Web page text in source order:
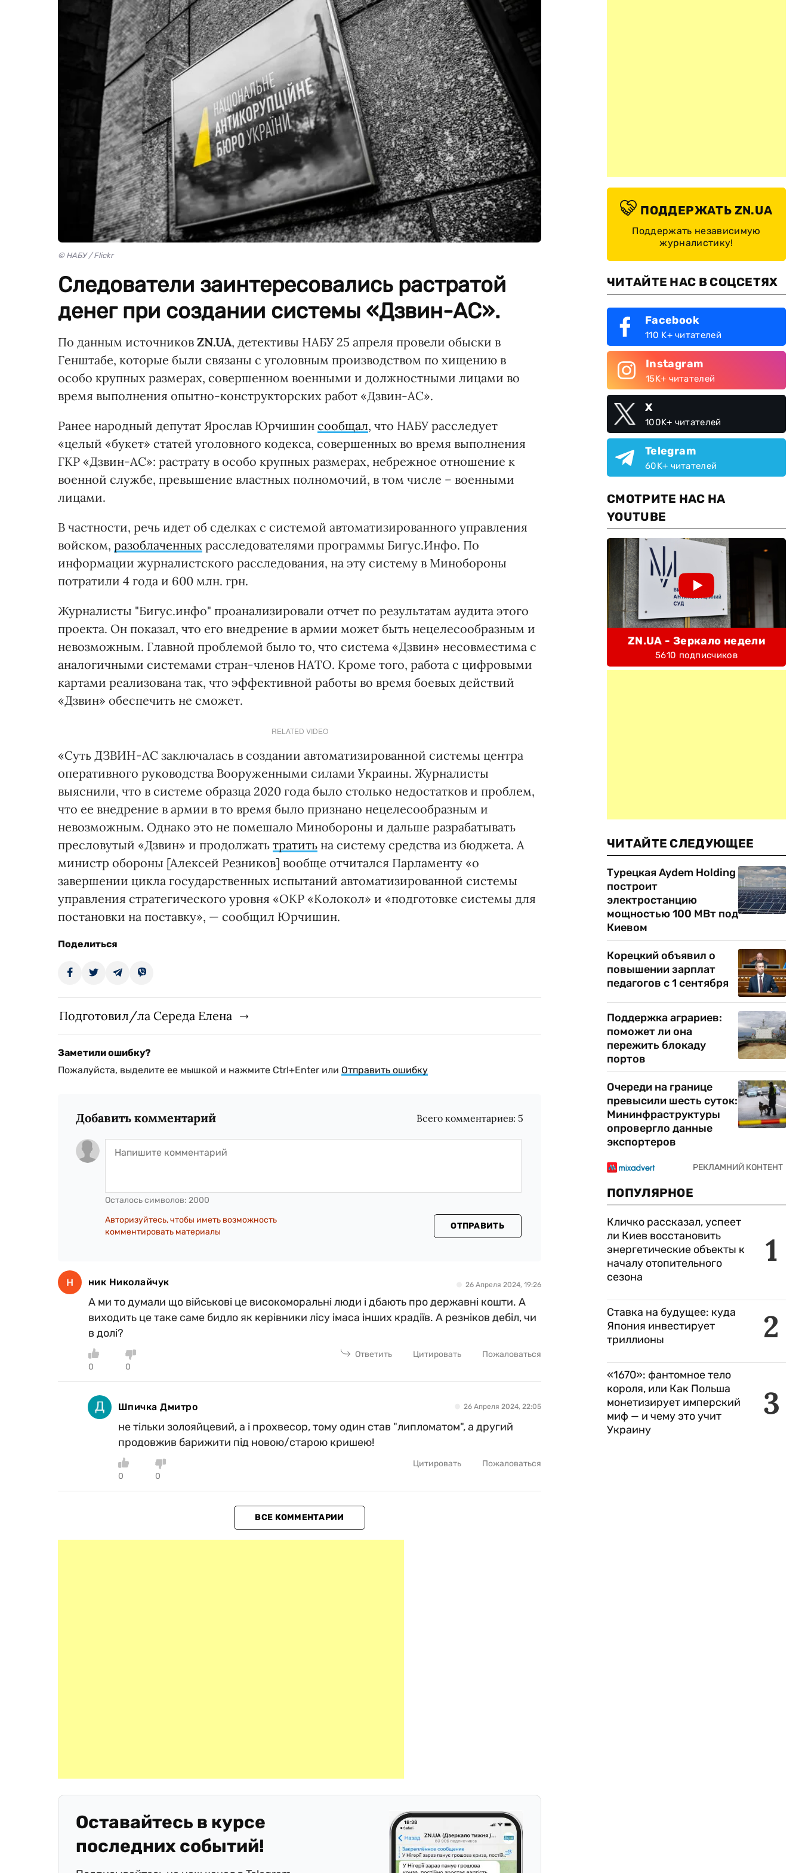
© НАБУ / Flickr
Следователи заинтересовались растратой
денег при создании системы «Дзвин-АС».
По данным источников ZN.UA, детективы НАБУ 25 апреля провели обыски в
Генштабе, которые были связаны с уголовным производством по хищению в
особо крупных размерах, совершенном военными и должностными лицами во
время выполнения опытно-конструкторских работ «Дзвин-АС».
Ранее народный депутат Ярослав Юрчишин сообщал, что НАБУ расследует
«целый «букет» статей уголовного кодекса, совершенных во время выполнения
ГКР «Дзвин-АС»: растрату в особо крупных размерах, небрежное отношение к
военной службе, превышение властных полномочий, в том числе – военными
лицами.
В частности, речь идет об сделках с системой автоматизированного управления
войском, разоблаченных расследователями программы Бигус.Инфо. По
информации журналистского расследования, на эту систему в Минобороны
потратили 4 года и 600 млн. грн.
Журналисты "Бигус.инфо" проанализировали отчет по результатам аудита этого
проекта. Он показал, что его внедрение в армии может быть нецелесообразным и
невозможным. Главной проблемой было то, что система «Дзвин» несовместима с
аналогичными системами стран-членов НАТО. Кроме того, работа с цифровыми
картами реализована так, что эффективной работы во время боевых действий
«Дзвин» обеспечить не сможет.
RELATED VIDEO
«Суть ДЗВИН-АС заключалась в создании автоматизированной системы центра
оперативного руководства Вооруженными силами Украины. Журналисты
выяснили, что в системе образца 2020 года было столько недостатков и проблем,
что ее внедрение в армии в то время было признано нецелесообразным и
невозможным. Однако это не помешало Минобороны и дальше разрабатывать
пресловутый «Дзвин» и продолжать тратить на систему средства из бюджета. А
министр обороны [Алексей Резников] вообще отчитался Парламенту «о
завершении цикла государственных испытаний автоматизированной системы
управления стратегического уровня «ОКР «Колокол» и «подготовке системы для
постановки на поставку», — сообщил Юрчишин.
Поделиться
Подготовил/ла Середа Елена
Заметили ошибку?
Пожалуйста, выделите ее мышкой и нажмите Ctrl+Enter или Отправить ошибку
Добавить комментарий Всего комментариев: 5
Осталось символов: 2000
Авторизуйтесь, чтобы иметь возможность
комментировать материалы
ОТПРАВИТЬ
ник Николайчук 26 Апреля 2024, 19:26
А ми то думали що військові це високоморальні люди і дбають про державні кошти. А
виходить це таке саме бидло як керівники лісу імаса інших крадіїв. А резніков дебіл, чи
в долі?
0 0
Ответить Цитировать Пожаловаться
Шпичка Дмитро 26 Апреля 2024, 22:05
не тільки золояйцевий, а і прохвесор, тому один став "липломатом", а другий
продовжив барижити під новою/старою кришею!
0 0
Цитировать Пожаловаться
ВСЕ КОММЕНТАРИИ
Оставайтесь в курсе
последних событий!
ПОДДЕРЖАТЬ ZN.UA
Поддержать независимую
журналистику!
ЧИТАЙТЕ НАС В СОЦСЕТЯХ
Facebook
110 K+ читателей
Instagram
15K+ читателей
X
100K+ читателей
Telegram
60K+ читателей
СМОТРИТЕ НАС НА
YOUTUBE
ZN.UA - Зеркало недели
5610 подписчиков
ЧИТАЙТЕ СЛЕДУЮЩЕЕ
Турецкая Aydem Holding
построит
электростанцию
мощностью 100 МВт под
Киевом
Корецкий объявил о
повышении зарплат
педагогов с 1 сентября
Поддержка аграриев:
поможет ли она
пережить блокаду
портов
Очереди на границе
превысили шесть суток:
Мининфраструктуры
опровергло данные
экспортеров
ПОПУЛЯРНОЕ
1
Кличко рассказал, успеет
ли Киев восстановить
энергетические объекты к
началу отопительного
сезона
2
Ставка на будущее: куда
Япония инвестирует
триллионы
3
«1670»: фантомное тело
короля, или Как Польша
монетизирует имперский
миф — и чему это учит
Украину